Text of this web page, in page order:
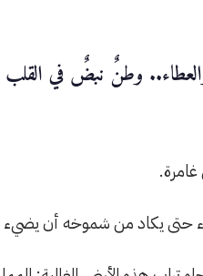
حتى يكاد من شموخه أن يضيء